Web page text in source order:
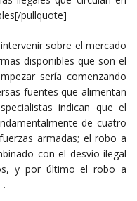
pullquote]
sobre el mercado
disponibles que son el
sería comenzando
fuentes que alimentan
indican que el
de cuatro
armadas; el robo a
con el desvío ilegal
y por último el robo a
.